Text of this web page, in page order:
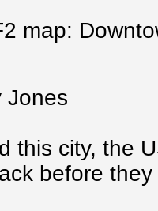
map:
Jones
this city, the
before